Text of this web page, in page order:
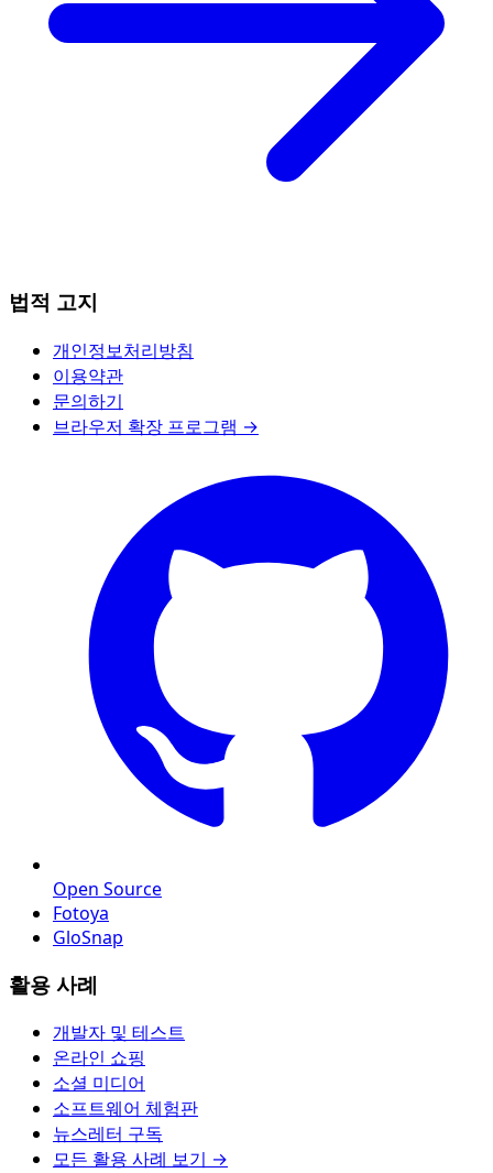
법적 고지
개인정보처리방침
이용약관
문의하기
브라우저 확장 프로그램 →
Open Source
Fotoya
GloSnap
활용 사례
개발자 및 테스트
온라인 쇼핑
소셜 미디어
소프트웨어 체험판
뉴스레터 구독
모든 활용 사례 보기 →